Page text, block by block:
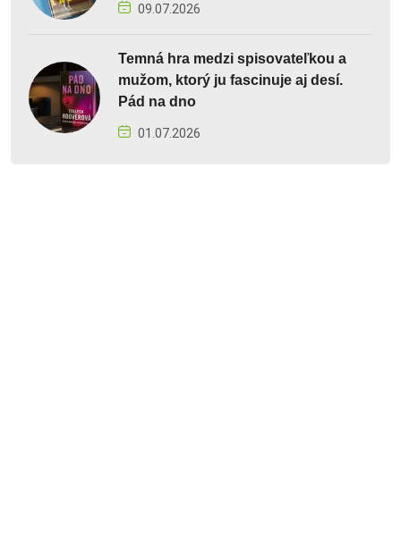
09.07.2026
Temná hra medzi spisovateľkou a
mužom, ktorý ju fascinuje aj desí.
Pád na dno
01.07.2026